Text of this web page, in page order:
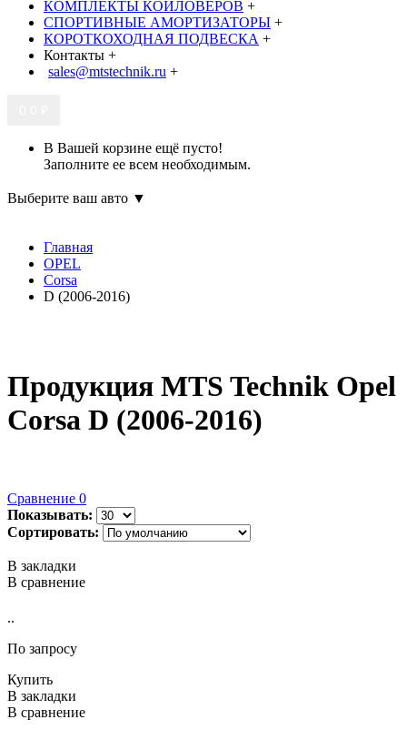
КОМПЛЕКТЫ КОЙЛОВЕРОВ +
СПОРТИВНЫЕ АМОРТИЗАТОРЫ +
КОРОТКОХОДНАЯ ПОДВЕСКА +
Контакты +
sales@mtstechnik.ru +
В Вашей корзине ещё пусто!
Заполните ее всем необходимым.
Выберите ваш авто ▼
Главная
OPEL
Corsa
D (2006-2016)
Продукция MTS Technik Opel
Corsa D (2006-2016)
Сравнение 0
Показывать:
Сортировать:
В закладки
В сравнение
..
По запросу
Купить
В закладки
В сравнение